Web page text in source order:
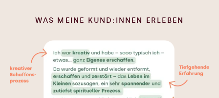
WAS MEINE KUND:INNEN ERLEBEN